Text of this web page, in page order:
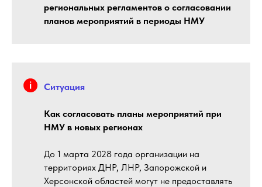
региональных регламентов о согласовании
планов мероприятий в периоды НМУ
Ситуация
Как согласовать планы мероприятий при
НМУ в новых регионах
До 1 марта 2028 года организации на
территориях ДНР, ЛНР, Запорожской и
Херсонской областей могут не предоставлять